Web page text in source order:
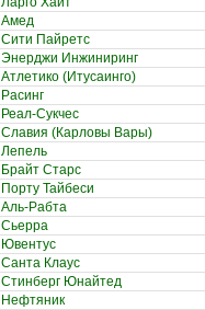
Амед
Сити Пайретс
Энерджи Инжиниринг
Атлетико (Итусаинго)
Расинг
Реал-Сукчес
Славия (Карловы Вары)
Лепель
Брайт Старс
Порту Тайбеси
Аль-Рабта
Сьерра
Ювентус
Санта Клаус
Стинберг Юнайтед
Нефтяник